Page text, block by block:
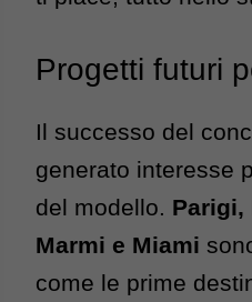
Progetti futuri
Il successo del
generato interesse
del modello. Parigi,
Marmi e Miami
come le prime